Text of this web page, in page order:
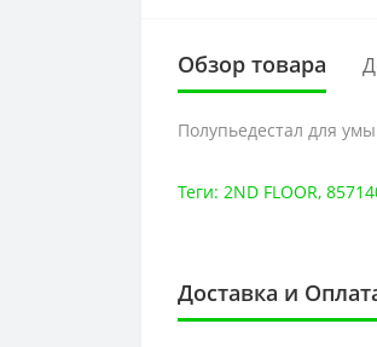
Обзор товара
Полупьедестал для
Теги: 2ND FLOOR,
Доставка и